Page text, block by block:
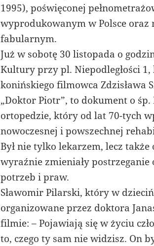
1995), poświęconej
wyprodukowanym w Polsce
fabularnym.
Już w sobotę 30 listopada o
Kultury przy pl. Niepodległości
konińskiego filmowca Zdzisława
„Doktor Piotr”, to dokument o
ortopedzie, który od lat 70-tych
nowoczesnej i powszechnej
Był nie tylko lekarzem, lecz
wyraźnie zmieniały postrzeganie
potrzeb i praw.
Sławomir Pilarski, który w
organizowane przez doktora
filmie: – Pojawiają się w życiu
to, czego ty sam nie widzisz. On